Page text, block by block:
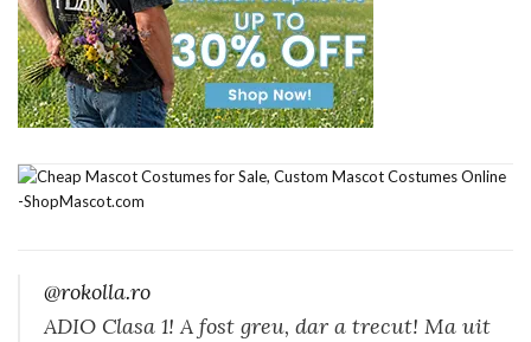
@rokolla.ro
ADIO Clasa 1! A fost greu, dar a trecut! Ma uit